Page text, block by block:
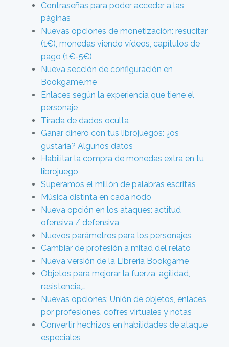
Contraseñas para poder acceder a las
páginas
Nuevas opciones de monetización: resucitar
(1€), monedas viendo vídeos, capítulos de
pago (1€-5€)
Nueva sección de configuración en
Bookgame.me
Enlaces según la experiencia que tiene el
personaje
Tirada de dados oculta
Ganar dinero con tus librojuegos: ¿os
gustaría? Algunos datos
Habilitar la compra de monedas extra en tu
librojuego
Superamos el millón de palabras escritas
Música distinta en cada nodo
Nueva opción en los ataques: actitud
ofensiva / defensiva
Nuevos parámetros para los personajes
Cambiar de profesión a mitad del relato
Nueva versión de la Librería Bookgame
Objetos para mejorar la fuerza, agilidad,
resistencia,…
Nuevas opciones: Unión de objetos, enlaces
por profesiones, cofres virtuales y notas
Convertir hechizos en habilidades de ataque
especiales